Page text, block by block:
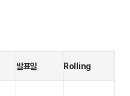
발표일 Rolling